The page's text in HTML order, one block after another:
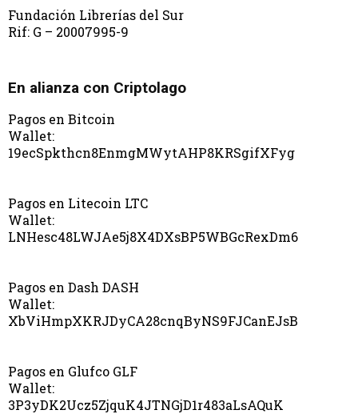
Fundación Librerías del Sur
Rif: G – 20007995-9
En alianza con Criptolago
Pagos en Bitcoin
Wallet:
19ecSpkthcn8EnmgMWytAHP8KRSgifXFyg
Pagos en Litecoin LTC
Wallet:
LNHesc48LWJAe5j8X4DXsBP5WBGcRexDm6
Pagos en Dash DASH
Wallet:
XbViHmpXKRJDyCA28cnqByNS9FJCanEJsB
Pagos en Glufco GLF
Wallet:
3P3yDK2Ucz5ZjquK4JTNGjD1r483aLsAQuK